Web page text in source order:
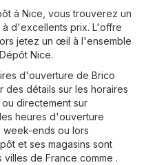
à Nice, vous trouverez un
d'excellents prix. L'offre
jetez un œil à l'ensemble
Nice.
d'ouverture de Brico
des détails sur les horaires
directement sur
heures d'ouverture
ends ou lors
et ses magasins sont
de France comme .